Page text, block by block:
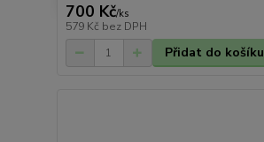
700 Kč/ks
579 Kč bez DPH
Přidat do košíku